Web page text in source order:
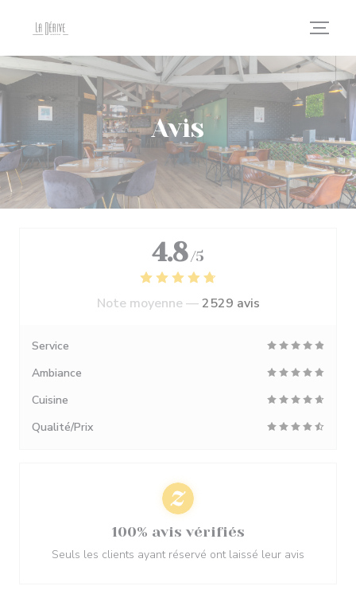
Avis
4.8 /5
Note moyenne —2529 avis
Service
Ambiance
Cuisine
Qualité/Prix
100% avis vérifiés
Seuls les clients ayant réservé ont laissé leur avis